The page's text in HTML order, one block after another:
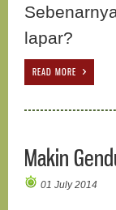
lapar?
READ MORE
Makin
01 July 2014